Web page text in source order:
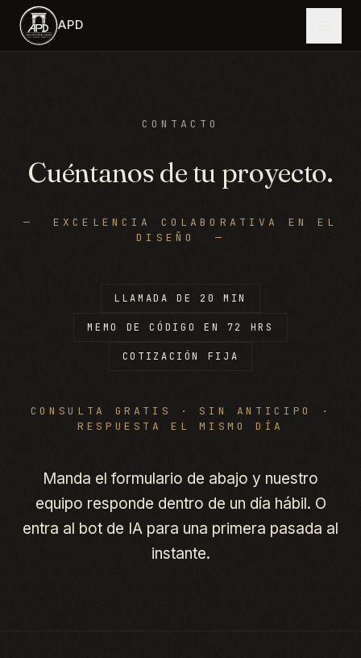
Saltar al contenido principal
APD
CONTACTO
Cuéntanos de tu proyecto.
— EXCELENCIA COLABORATIVA EN EL
DISEÑO
—
LLAMADA DE 20 MIN
MEMO DE CÓDIGO EN 72 HRS
COTIZACIÓN FIJA
CONSULTA GRATIS · SIN ANTICIPO ·
RESPUESTA EL MISMO DÍA
Manda el formulario de abajo y nuestro
equipo responde dentro de un día hábil. O
entra al bot de IA para una primera pasada al
instante.